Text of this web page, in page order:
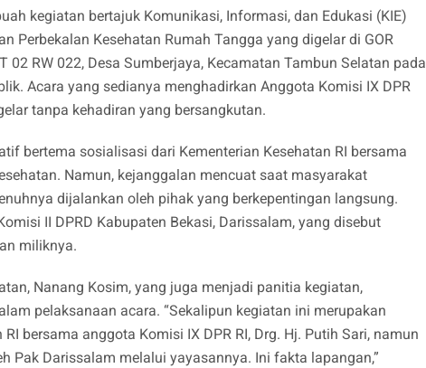
kegiatan bertajuk Komunikasi, Informasi, dan Edukasi (KIE)
Perbekalan Kesehatan Rumah Tangga yang digelar di GOR
02 RW 022, Desa Sumberjaya, Kecamatan Tambun Selatan pada
Acara yang sedianya menghadirkan Anggota Komisi IX DPR
tanpa kehadiran yang bersangkutan.
bertema sosialisasi dari Kementerian Kesehatan RI bersama
Namun, kejanggalan mencuat saat masyarakat
dijalankan oleh pihak yang berkepentingan langsung.
II DPRD Kabupaten Bekasi, Darissalam, yang disebut
miliknya.
Nanang Kosim, yang juga menjadi panitia kegiatan,
pelaksanaan acara. “Sekalipun kegiatan ini merupakan
bersama anggota Komisi IX DPR RI, Drg. Hj. Putih Sari, namun
Pak Darissalam melalui yayasannya. Ini fakta lapangan,”